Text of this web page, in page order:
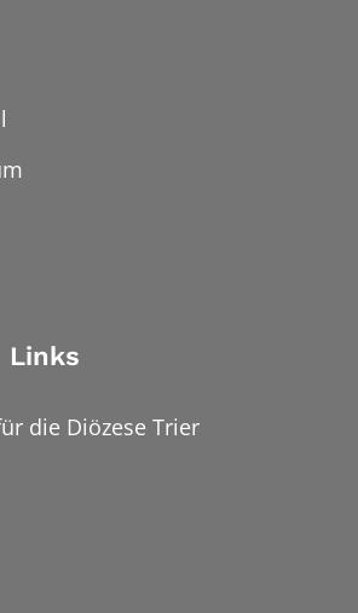
Links
die Diözese Trier